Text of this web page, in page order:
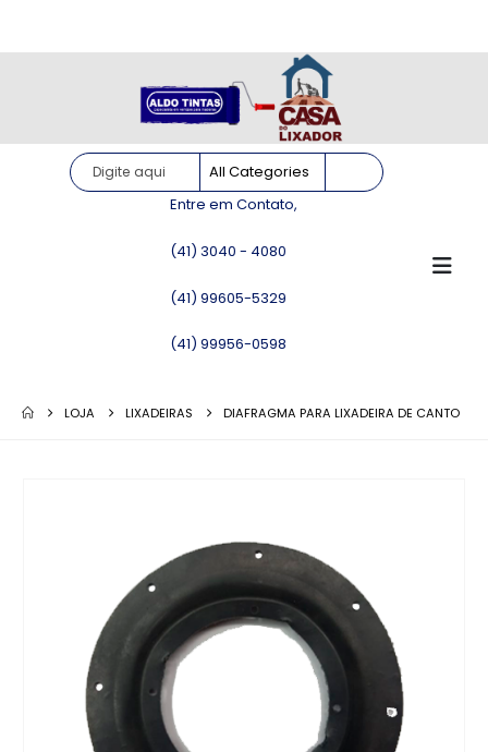
Entre em Contato,
(41) 3040 - 4080
(41) 99605-5329
(41) 99956-0598
LOJA LIXADEIRAS DIAFRAGMA PARA LIXADEIRA DE CANTO